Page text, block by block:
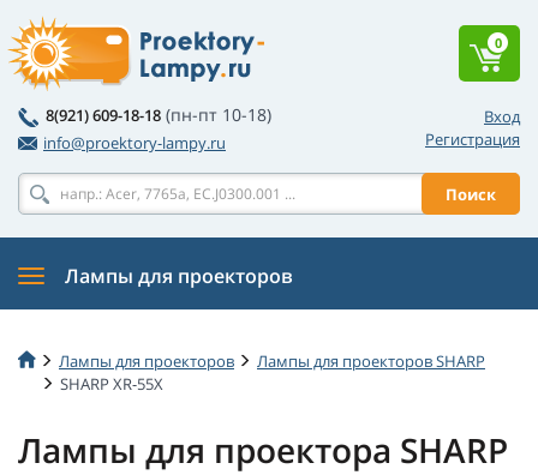
Вход
Регистрация
8(921) 609-18-18 (пн-пт 10-18)
info@proektory-lampy.ru
Поиск
0
Лампы для проекторов
Лампы для проекторов
Лампы для проекторов SHARP
SHARP XR-55X
Лампы для проектора SHARP